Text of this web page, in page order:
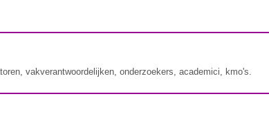
vakverantwoordelijken, onderzoekers, academici, kmo's.